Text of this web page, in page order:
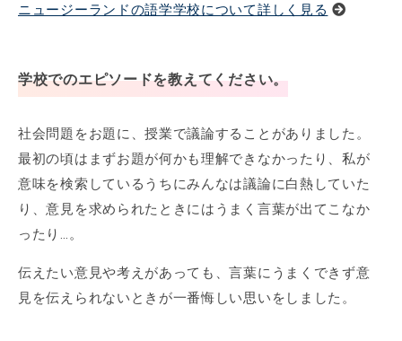
ニュージーランドの語学学校について詳しく見る
学校でのエピソードを教えてください。
社会問題をお題に、授業で議論することがありました。
最初の頃はまずお題が何かも理解できなかったり、私が
意味を検索しているうちにみんなは議論に白熱していた
り、意見を求められたときにはうまく言葉が出てこなか
ったり…。
伝えたい意見や考えがあっても、言葉にうまくできず意
見を伝えられないときが一番悔しい思いをしました。